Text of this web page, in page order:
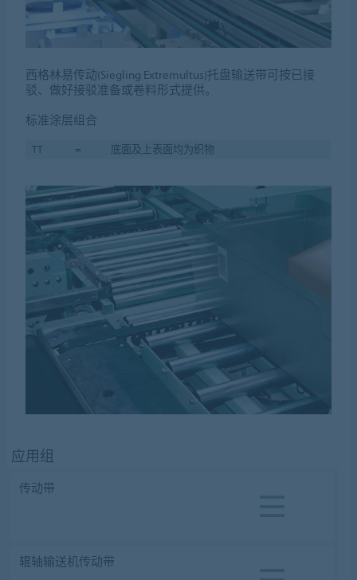
西格林易传动(Siegling Extremultus)托盘输送带可按已接
驳、做好接驳准备或卷料形式提供。
标准涂层组合
TT = 底面及上表面均为织物
应用组
传动带
辊轴输送机传动带